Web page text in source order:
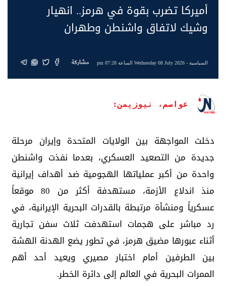
أميركا تضرب بقوة في هرمز.. انهيار
وشيك لاتفاق واشنطن وطهران
السياسية- Wednesday 08 July 2026 الساعة 07:28 pm مشاركة
عواصم، نيوزيمن:
دخلت المواجهة بين الولايات المتحدة وإيران مرحلة
جديدة من التصعيد العسكري، بعدما نفذت واشنطن
واحدة من أكبر عملياتها الهجومية ضد أهداف إيرانية
منذ اندلاع الأزمة، مستهدفة أكثر من 80 موقعاً
عسكرياً ومنشأة مرتبطة بالقدرات البحرية الإيرانية، في
رد مباشر على هجمات استهدفت ثلاث سفن تجارية
أثناء عبورها مضيق هرمز، في تطور يضع الهدنة الهشة
بين الطرفين أمام اختبار مصيري ويعيد أحد أهم
الممرات البحرية في العالم إلى دائرة الخطر.